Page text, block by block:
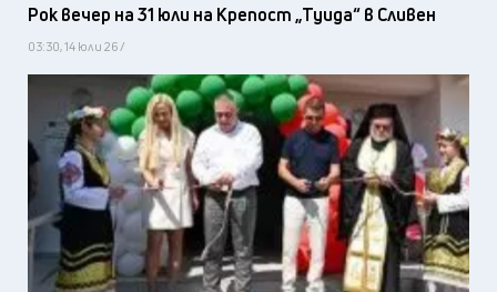
Рок вечер на 31 юли на Крепост „Туида“ в Сливен
03:30, 14 юли 26 /